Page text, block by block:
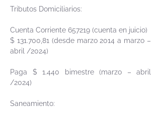
Tributos Domiciliarios:
Cuenta Corriente 657219 (cuenta en juicio)
$ 131.700,81 (desde marzo 2014 a marzo –
abril /2024)
Paga $ 1.440 bimestre (marzo – abril
/2024)
Saneamiento: